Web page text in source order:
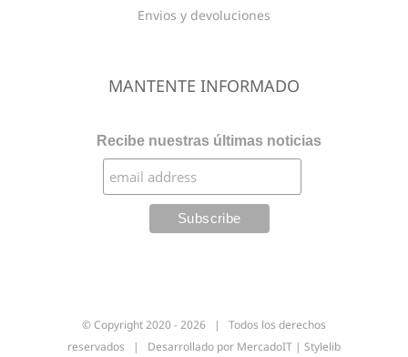
Envios y devoluciones
MANTENTE INFORMADO
Recibe nuestras últimas noticias
© Copyright 2020 -2026 | Todos los derechos
reservados | Desarrollado por MercadoIT | Stylelib